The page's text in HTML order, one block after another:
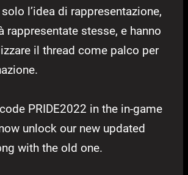
l’idea di rappresentazione,
rappresentate stesse, e hanno
il thread come palco per
PRIDE2022 in the in-game
unlock our new updated
with the old one.